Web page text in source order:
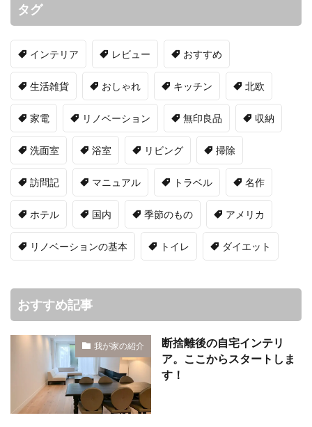
タグ
インテリア レビュー おすすめ
生活雑貨 おしゃれ キッチン 北欧
家電 リノベーション 無印良品 収納
洗面室 浴室 リビング 掃除
訪問記 マニュアル トラベル 名作
ホテル 国内 季節のもの アメリカ
リノベーションの基本 トイレ ダイエット
おすすめ記事
我が家の紹介
断捨離後の自宅インテリ
ア。ここからスタートしま
す！